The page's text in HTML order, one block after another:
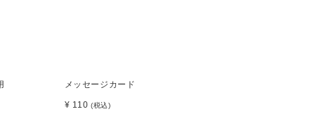
メッセージカード
¥ 110(税込)